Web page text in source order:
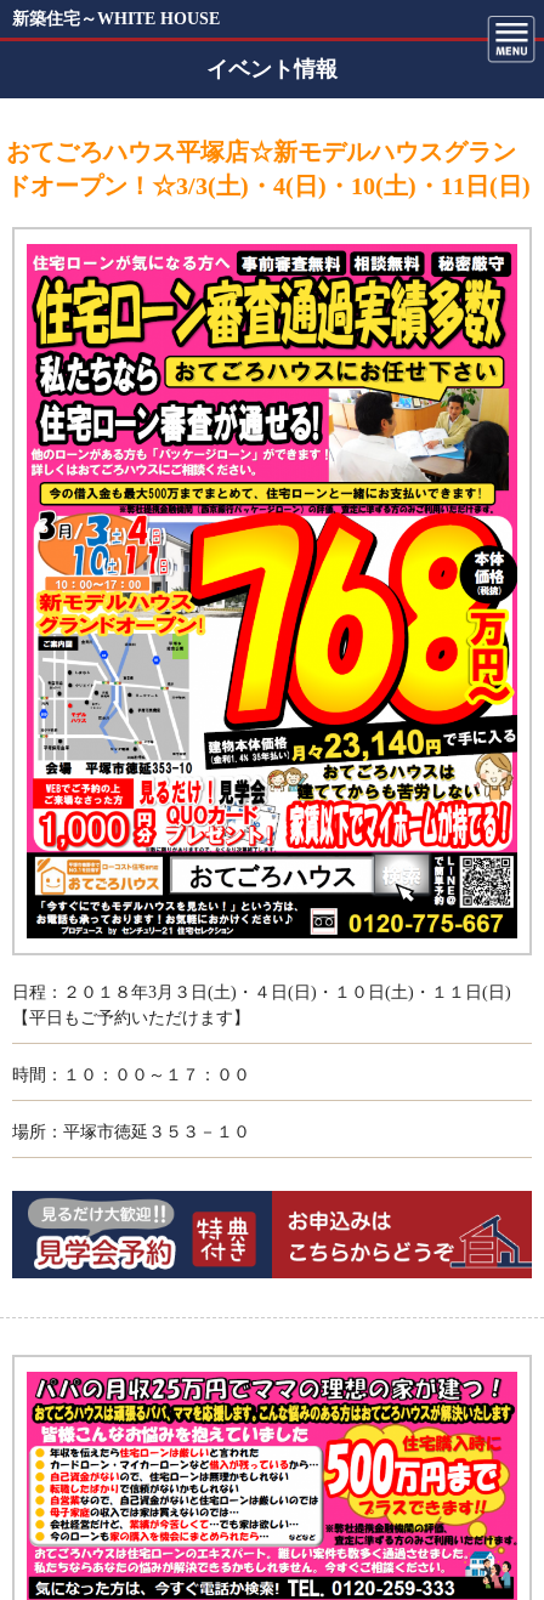
新築住宅～WHITE HOUSE
イベント情報
おてごろハウス平塚店☆新モデルハウスグラン
ドオープン！☆3/3(土)・4(日)・10(土)・11日(日)
日程：２０１８年3月３日(土)・４日(日)・１０日(土)・１１日(日)
【平日もご予約いただけます】
時間：１０：００～１７：００
場所：平塚市徳延３５３－１０